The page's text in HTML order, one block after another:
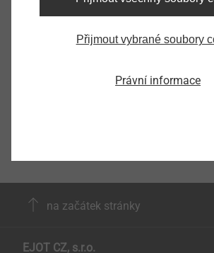
na začátek stránky
EJOT CZ, s.r.o.
Přijmout vybrané soubory
Právní informace